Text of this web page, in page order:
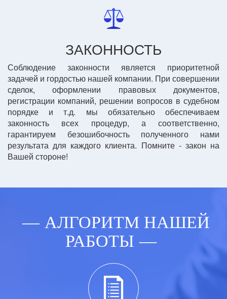
ЗАКОННОСТЬ
Соблюдение законности является приоритетной
задачей и гордостью нашей компании. При совершении
сделок, оформлении правовых документов,
регистрации компаний, решении вопросов в судебном
порядке и т.д. мы обязательно обеспечиваем
законность всех процедур, а соответственно,
гарантируем безошибочность полученного нами
результата для каждого клиента. Помните - закон на
Вашей стороне!
АЛГОРИТМ НАШЕЙ
РАБОТЫ